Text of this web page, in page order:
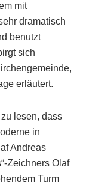
mit
dramatisch
benutzt
sich
erläutert.
lesen, dass
in
Andreas
Zeichners Olaf
Turm